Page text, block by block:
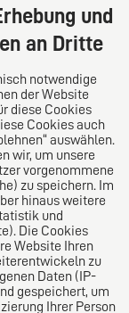
Know-
vor
alle
Besondere
versierter
und
an Dritte
notwendige
der Website
diese Cookies
Cookies auch
auswählen.
wir, um unsere
vorgenommene
zu speichern. Im
hinaus weitere
und
Die Cookies
Website Ihren
zu
Daten (IP-
gespeichert, um
Ihrer Person